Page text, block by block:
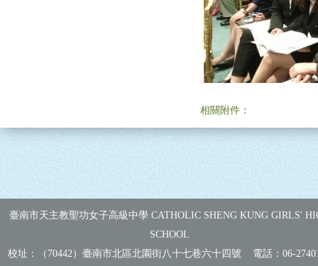
相關附件：
臺南市天主教聖功女子高級中學 CATHOLIC SHENG KUNG GIRLS'
SCHOOL
校址：（70442）臺南市北區北園街八十七巷六十四號 電話：06-